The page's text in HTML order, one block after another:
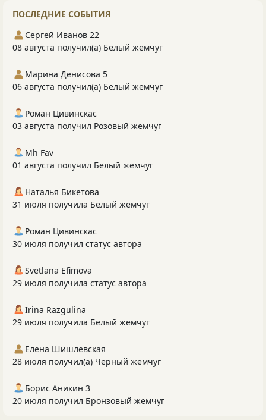
ПОСЛЕДНИЕ СОБЫТИЯ
Сергей Иванов 22
08 августа получил(а) Белый жемчуг
Марина Денисова 5
06 августа получил(а) Белый жемчуг
Роман Цивинскас
03 августа получил Розовый жемчуг
Mh Fav
01 августа получил Белый жемчуг
Наталья Бикетова
31 июля получила Белый жемчуг
Роман Цивинскас
30 июля получил статус автора
Svetlana Efimova
29 июля получила статус автора
Irina Razgulina
29 июля получила Белый жемчуг
Елена Шишлевская
28 июля получил(а) Черный жемчуг
Борис Аникин 3
20 июля получил Бронзовый жемчуг